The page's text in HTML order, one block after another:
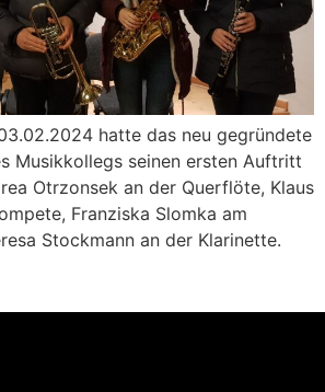
hatte das neu gegründete
Musikkollegs seinen ersten Auftritt
Otrzonsek an der Querflöte, Klaus
Franziska Slomka am
Stockmann an der Klarinette.